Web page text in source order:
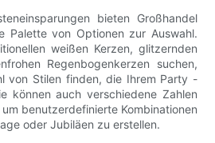
bieten Großhandel
Palette von Optionen zur Auswahl.
weißen Kerzen, glitzernden
Regenbogenkerzen suchen,
von Stilen finden, die Ihrem Party -
können auch verschiedene Zahlen
benutzerdefinierte Kombinationen
oder Jubiläen zu erstellen.